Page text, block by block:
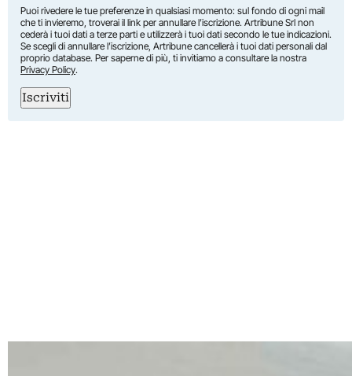
Puoi rivedere le tue preferenze in qualsiasi momento: sul fondo di ogni mail
che ti invieremo, troverai il link per annullare l’iscrizione. Artribune Srl non
cederà i tuoi dati a terze parti e utilizzerà i tuoi dati secondo le tue indicazioni.
Se scegli di annullare l’iscrizione, Artribune cancellerà i tuoi dati personali dal
proprio database. Per saperne di più, ti invitiamo a consultare la nostra
Privacy Policy.
Iscriviti